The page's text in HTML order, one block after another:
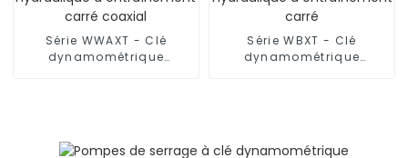
Série WWAXT - Clé
dynamométrique
Série WBXT - Clé
dynamométrique